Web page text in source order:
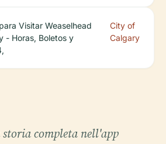
Visitar Weaselhead
- Horas, Boletos y
City of
Calgary
completa nell'app